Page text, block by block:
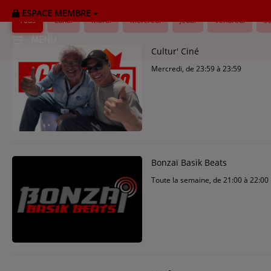
ESPACE MEMBRE
MENU
HOME
RADIOPLAYER
CK RADIO Line-up
Cultur'Ciné - Jean Meurice
Tous Lundi Mardi Mercredi Jeudi Vendredi
Cultur' Ciné
Mercredi, de 23:59 à 23:59
Bonzaï Basik Beats
Toute la semaine, de 21:00 à 22:00